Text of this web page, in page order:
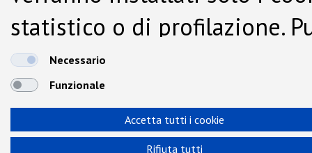
statistico o di profilazione.
dalla Cookie Policy.
Necessario
Funzionale
Accetta tutti i cookie
Rifiuta tutti